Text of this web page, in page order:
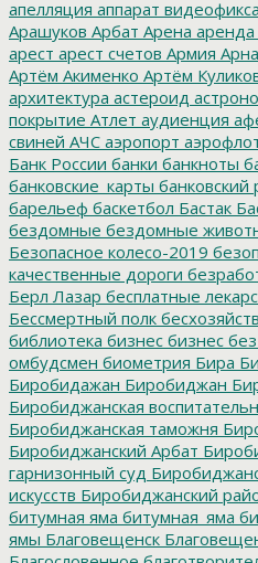
апелляция аппарат
Арашуков Арбат Арена
арест арест счетов Армия
Артём Акименко Артём
архитектура астероид
покрытие Атлет аудиенция
свиней АЧС аэропорт
Банк России банки банкноты
банковские_карты банковский
барельеф баскетбол Бастак
бездомные бездомные
Безопасное колесо-2019
качественные дороги
Берл Лазар бесплатные
Бессмертный полк
библиотека бизнес бизнес
омбудсмен биометрия Бира
Биробидажан Биробиджан
Биробиджанская
Биробиджанская таможня
Биробиджанский Арбат
гарнизонный суд
искусств Биробиджанский
битумная яма битумная_яма
ямы Благовещенск